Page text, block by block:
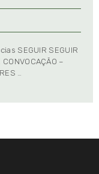
SEGUIR SEGUIR
–
…